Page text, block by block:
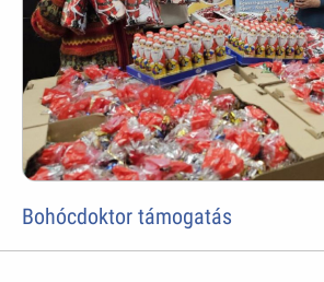
Bohócdoktor támogatás